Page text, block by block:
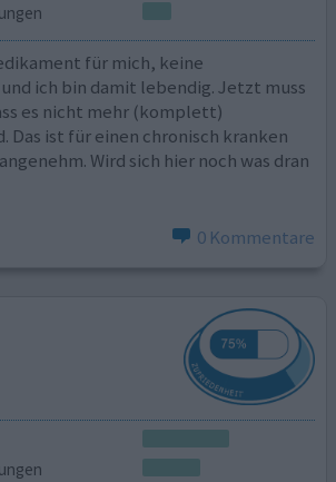
für mich, keine
ich bin damit lebendig. Jetzt muss
es nicht mehr (komplett)
Das ist für einen chronisch kranken
Wird sich hier noch was dran
0 Kommentare